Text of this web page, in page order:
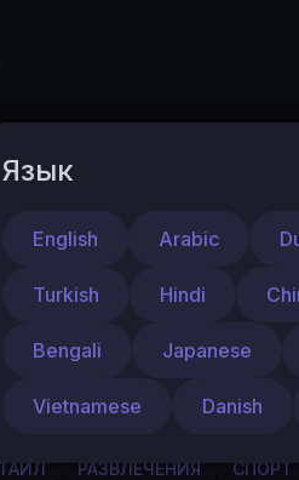
Тепло и
РАЗВЛЕЧЕНИЯ СПОРТ
Язык
English Arabic
Turkish Hindi
Bengali Japanese
Vietnamese Danish